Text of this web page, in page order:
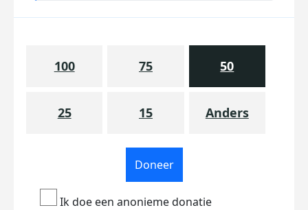
100 75 50
25 15 Anders
Doneer
Ik doe een anonieme donatie